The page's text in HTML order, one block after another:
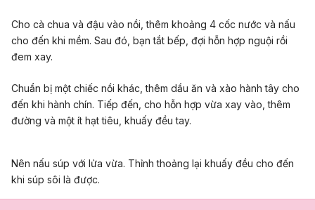
Cho cà chua và đậu vào nồi, thêm khoảng 4 cốc nước và nấu
cho đến khi mềm. Sau đó, bạn tắt bếp, đợi hỗn hợp nguội rồi
đem xay.
Chuẩn bị một chiếc nồi khác, thêm dầu ăn và xào hành tây cho
đến khi hành chín. Tiếp đến, cho hỗn hợp vừa xay vào, thêm
đường và một ít hạt tiêu, khuấy đều tay.
Nên nấu súp với lửa vừa. Thỉnh thoảng lại khuấy đều cho đến
khi súp sôi là được.